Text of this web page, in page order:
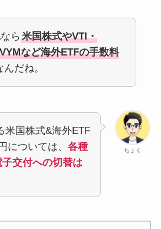
ら 米国株式やVTI・
など海外ETFの手数料
んだね。
ちょく
米国株式&海外ETF
については、 各種
交付への切替は